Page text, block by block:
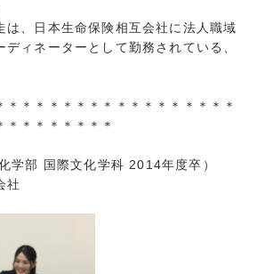
、日本生命保険相互会社に法人職域
ィネーターとして勤務されている、
＊＊＊＊＊＊＊＊＊＊＊＊＊＊＊＊＊
＊＊＊＊＊＊＊＊
学部 国際文化学科 2014年度卒）
社